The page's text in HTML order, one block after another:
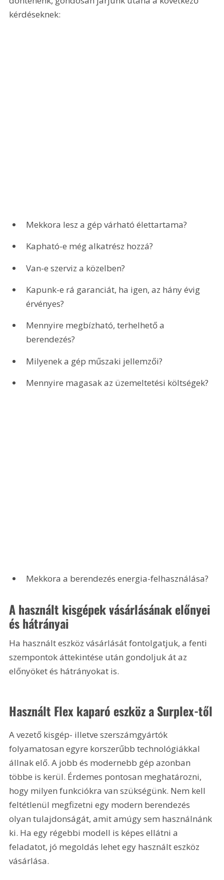
kérdéseknek:
Mekkora lesz a gép várható élettartama?
Kapható-e még alkatrész hozzá?
Van-e szerviz a közelben?
Kapunk-e rá garanciát, ha igen, az hány évig
érvényes?
Mennyire megbízható, terhelhető a
berendezés?
Milyenek a gép műszaki jellemzői?
Mennyire magasak az üzemeltetési költségek?
Mekkora a berendezés energia-felhasználása?
A használt kisgépek vásárlásának előnyei
és hátrányai
Ha használt eszköz vásárlását fontolgatjuk, a fenti
szempontok áttekintése után gondoljuk át az
előnyöket és hátrányokat is.
Használt Flex kaparó eszköz a Surplex-től
A vezető kisgép- illetve szerszámgyártók
folyamatosan egyre korszerűbb technológiákkal
állnak elő. A jobb és modernebb gép azonban
többe is kerül. Érdemes pontosan meghatározni,
hogy milyen funkciókra van szükségünk. Nem kell
feltétlenül megfizetni egy modern berendezés
olyan tulajdonságát, amit amúgy sem használnánk
ki. Ha egy régebbi modell is képes ellátni a
feladatot, jó megoldás lehet egy használt eszköz
vásárlása.